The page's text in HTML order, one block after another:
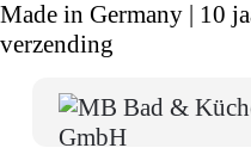
Made in Germany | 10
verzending